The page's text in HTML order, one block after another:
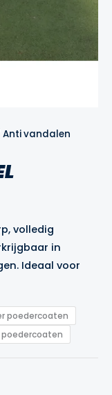
Anti vandalen
volledig
in
Ideaal voor
poedercoaten